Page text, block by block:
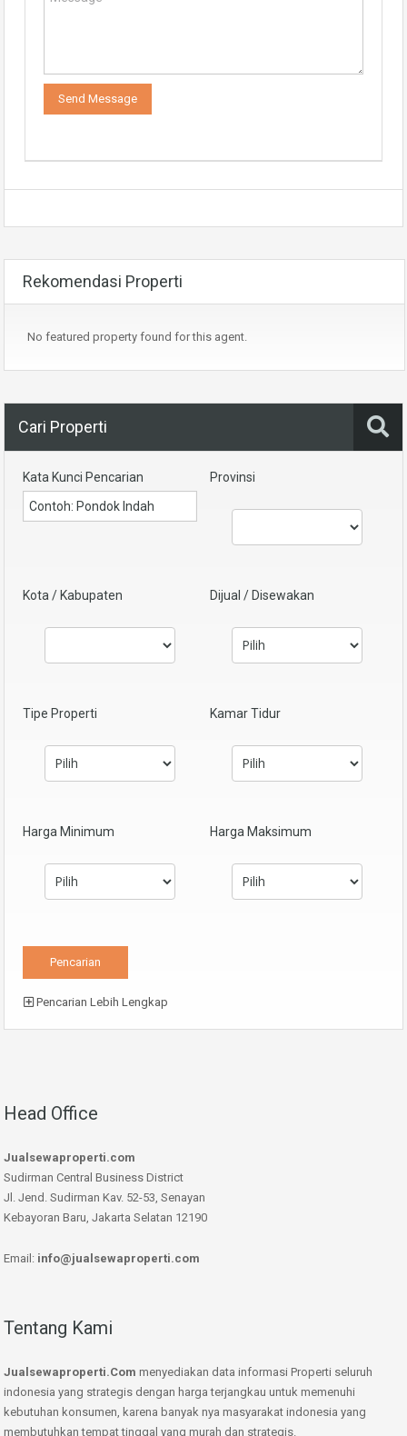
Rekomendasi Properti
No featured property found for this agent.
Cari Properti
Kata Kunci Pencarian Provinsi
Kota / Kabupaten Dijual / Disewakan
Tipe Properti Kamar Tidur
Harga Minimum Harga Maksimum
Pencarian Lebih Lengkap
Head Office
Jualsewaproperti.com
Sudirman Central Business District
Jl. Jend. Sudirman Kav. 52-53, Senayan
Kebayoran Baru, Jakarta Selatan 12190
Email: info@jualsewaproperti.com
Tentang Kami
Jualsewaproperti.Com menyediakan data informasi Properti seluruh
indonesia yang strategis dengan harga terjangkau untuk memenuhi
kebutuhan konsumen, karena banyak nya masyarakat indonesia yang
membutuhkan tempat tinggal yang murah dan strategis.